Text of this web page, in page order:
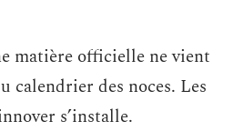
matière officielle ne vient
calendrier des noces. Les
s’installe.